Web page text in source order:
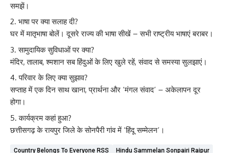
समझें।
भाषा पर क्या सलाह दी?
घर में मातृभाषा बोलें। दूसरे राज्य की भाषा सीखें – सभी राष्ट्रीय भाषाएं बराबर।
सामुदायिक सुविधाओं पर क्या?
मंदिर, तालाब, श्मशान सब हिंदुओं के लिए खुले रहें, संवाद से समस्या सुलझाएं।
परिवार के लिए क्या सुझाव?
सप्ताह में एक दिन साथ खाना, प्रार्थना और ‘मंगल संवाद’ – अकेलापन दूर
होगा।
कार्यक्रम कहां हुआ?
छत्तीसगढ़ के रायपुर जिले के सोनपैरी गांव में ‘हिंदू सम्मेलन’।
Country Belongs To Everyone RSS Hindu Sammelan Sonpairi Raipur